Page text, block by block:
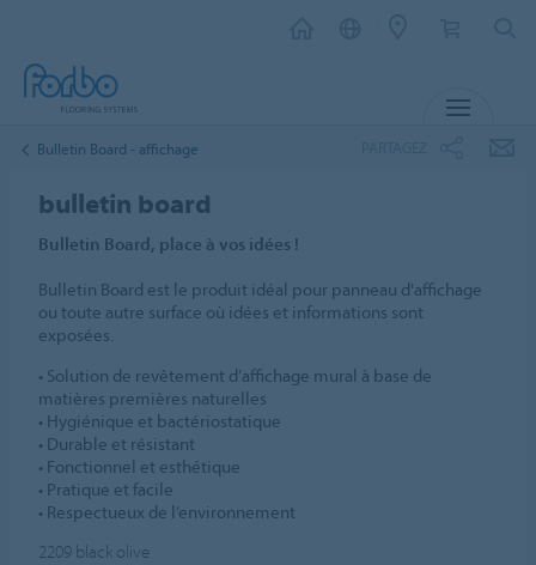
Bulletin Board - affichage
bulletin board
Bulletin Board, place à vos idées !
Bulletin Board est le produit idéal pour panneau d'affichage
ou toute autre surface où idées et informations sont
exposées.
• Solution de revêtement d’affichage mural à base de
matières premières naturelles
• Hygiénique et bactériostatique
• Durable et résistant
• Fonctionnel et esthétique
• Pratique et facile
• Respectueux de l’environnement
2209 black olive